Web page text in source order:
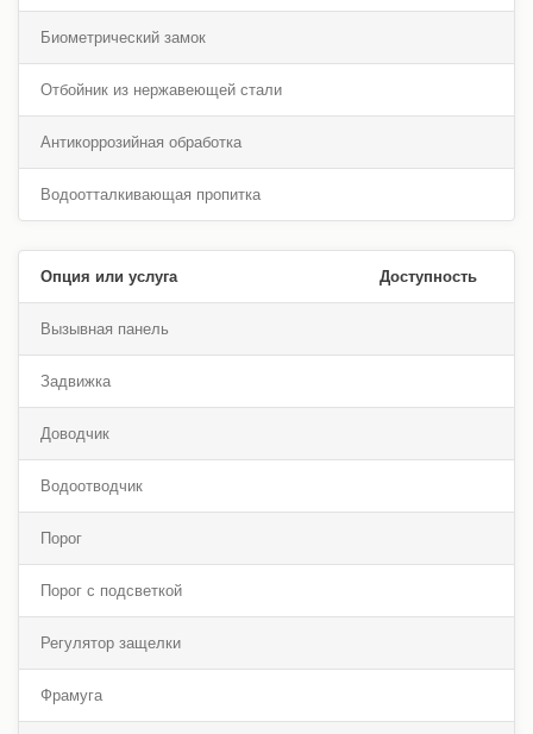
Биометрический замок
Отбойник из нержавеющей стали
Антикоррозийная обработка
Водоотталкивающая пропитка
Опция или услуга Доступность
Вызывная панель
Задвижка
Доводчик
Водоотводчик
Порог
Порог с подсветкой
Регулятор защелки
Фрамуга